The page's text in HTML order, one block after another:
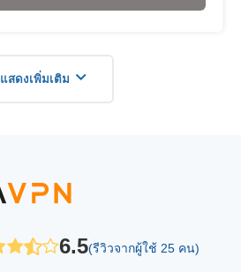
แสดงเพิ่มเติม
6.5(รีวิวจากผู้ใช้ 25 คน)